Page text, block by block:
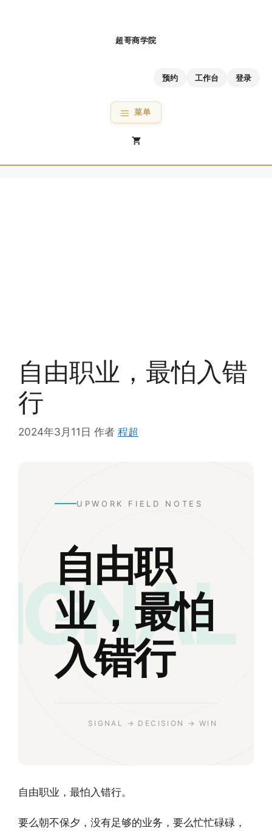
预约 工作台 登录
菜单
自由职业，最怕入错
行
2024年3月11日 作者 程超
UPWORK FIELD NOTES
自由职
业，最怕
入错行
SIGNAL → DECISION → WIN
自由职业，最怕入错行。
要么朝不保夕，没有足够的业务，要么忙忙碌碌，